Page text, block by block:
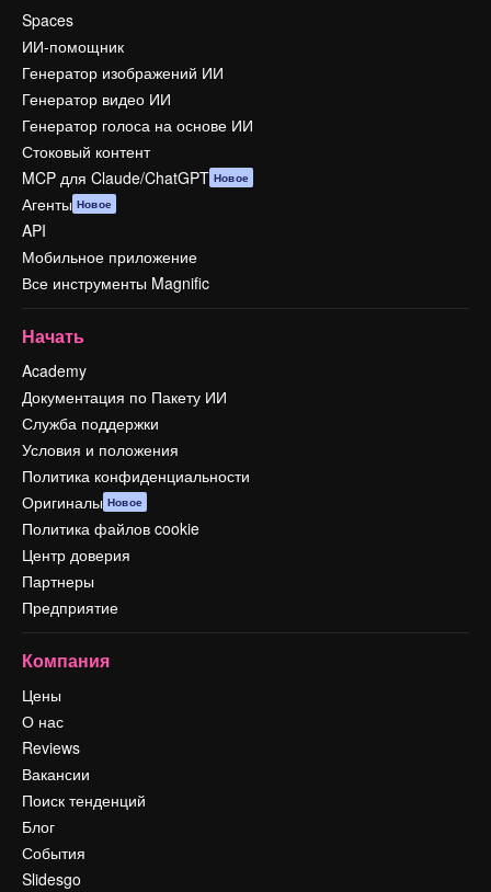
Spaces
ИИ-помощник
Генератор изображений ИИ
Генератор видео ИИ
Генератор голоса на основе ИИ
Стоковый контент
MCP для Claude/ChatGPT Новое
Агенты Новое
API
Мобильное приложение
Все инструменты Magnific
Начать
Academy
Документация по Пакету ИИ
Служба поддержки
Условия и положения
Политика конфиденциальности
Оригиналы Новое
Политика файлов cookie
Центр доверия
Партнеры
Предприятие
Компания
Цены
О нас
Reviews
Вакансии
Поиск тенденций
Блог
События
Slidesgo